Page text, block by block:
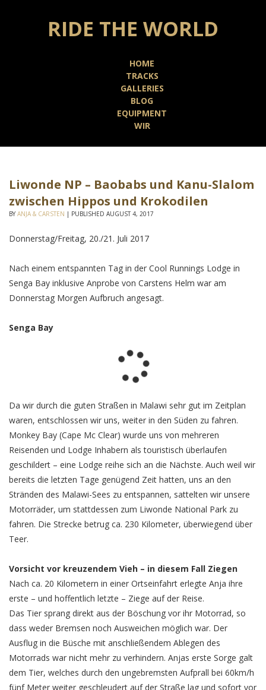
RIDE THE WORLD
HOME
TRACKS
GALLERIES
BLOG
EQUIPMENT
WIR
Liwonde NP – Baobabs und Kanu-Slalom
zwischen Hippos und Krokodilen
BY ANJA & CARSTEN | PUBLISHED AUGUST 4, 2017
Donnerstag/Freitag, 20./21. Juli 2017
Nach einem entspannten Tag in der Cool Runnings Lodge in
Senga Bay inklusive Anprobe von Carstens Helm war am
Donnerstag Morgen Aufbruch angesagt.
Senga Bay
Da wir durch die guten Straßen in Malawi sehr gut im Zeitplan
waren, entschlossen wir uns, weiter in den Süden zu fahren.
Monkey Bay (Cape Mc Clear) wurde uns von mehreren
Reisenden und Lodge Inhabern als touristisch überlaufen
geschildert – eine Lodge reihe sich an die Nächste. Auch weil wir
bereits die letzten Tage genügend Zeit hatten, uns an den
Stränden des Malawi-Sees zu entspannen, sattelten wir unsere
Motorräder, um stattdessen zum Liwonde National Park zu
fahren. Die Strecke betrug ca. 230 Kilometer, überwiegend über
Teer.
Vorsicht vor kreuzendem Vieh – in diesem Fall Ziegen
Nach ca. 20 Kilometern in einer Ortseinfahrt erlegte Anja ihre
erste – und hoffentlich letzte – Ziege auf der Reise.
Das Tier sprang direkt aus der Böschung vor ihr Motorrad, so
dass weder Bremsen noch Ausweichen möglich war. Der
Ausflug in die Büsche mit anschließendem Ablegen des
Motorrads war nicht mehr zu verhindern. Anjas erste Sorge galt
dem Tier, welches durch den ungebremsten Aufprall bei 60km/h
fünf Meter weiter geschleudert auf der Straße lag und sofort vor